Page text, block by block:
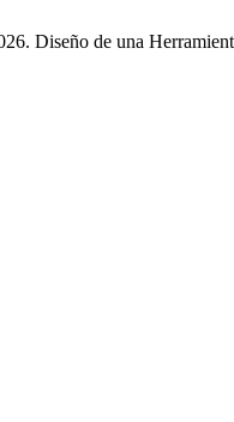
Diseño de una